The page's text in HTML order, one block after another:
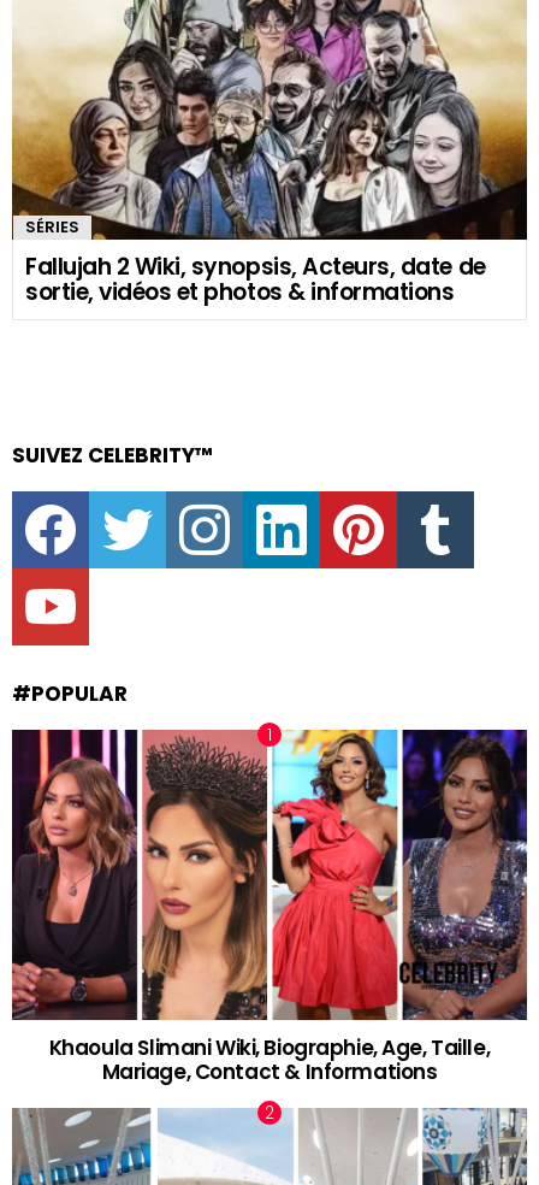
SÉRIES
Fallujah 2 Wiki, synopsis, Acteurs, date de
sortie, vidéos et photos & informations
SUIVEZ CELEBRITY™
facebook twitter instagram linkedin pinterest tumblr
youtube
#POPULAR
Khaoula Slimani Wiki, Biographie, Age, Taille,
Mariage, Contact & Informations